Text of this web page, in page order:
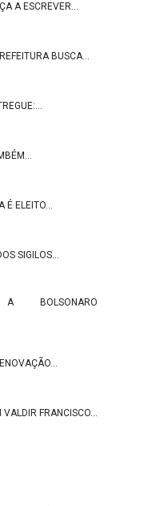
A ESCREVER…
BUSCA…
É ELEITO…
SIGILOS…
BOLSONARO
VALDIR FRANCISCO…